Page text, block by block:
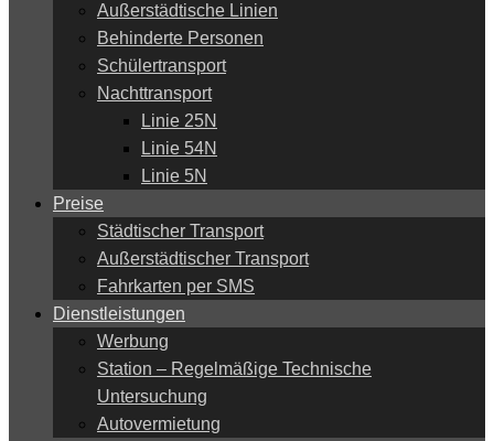
Außerstädtische Linien
Behinderte Personen
Schülertransport
Nachttransport
Linie 25N
Linie 54N
Linie 5N
Preise
Städtischer Transport
Außerstädtischer Transport
Fahrkarten per SMS
Dienstleistungen
Werbung
Station – Regelmäßige Technische
Untersuchung
Autovermietung